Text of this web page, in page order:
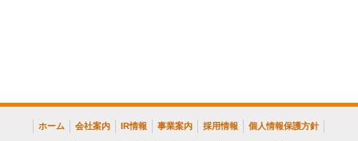
ホーム 会社案内 IR情報 事業案内 採用情報 個人情報保護方針